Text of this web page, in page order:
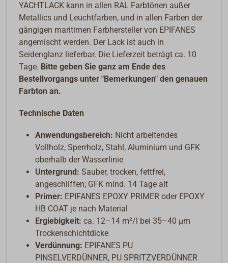
YACHTLACK kann in allen RAL Farbtönen außer
Metallics und Leuchtfarben, und in allen Farben der
gängigen maritimen Farbhersteller von EPIFANES
angemischt werden. Der Lack ist auch in
Seidenglanz lieferbar. Die Lieferzeit beträgt ca. 10
Tage. Bitte geben Sie ganz am Ende des
Bestellvorgangs unter "Bemerkungen" den genauen
Farbton an.
Technische Daten
Anwendungsbereich: Nicht arbeitendes
Vollholz, Sperrholz, Stahl, Aluminium und GFK
oberhalb der Wasserlinie
Untergrund: Sauber, trocken, fettfrei,
angeschliffen; GFK mind. 14 Tage alt
Primer: EPIFANES EPOXY PRIMER oder EPOXY
HB COAT je nach Material
Ergiebigkeit: ca. 12–14 m²/l bei 35–40 µm
Trockenschichtdicke
Verdünnung: EPIFANES PU
PINSELVERDÜNNER, PU SPRITZVERDÜNNER